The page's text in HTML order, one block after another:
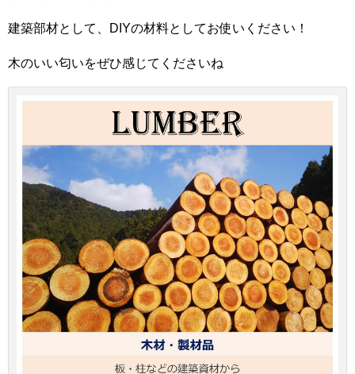
建築部材として、DIYの材料としてお使いください！
木のいい匂いをぜひ感じてくださいね️